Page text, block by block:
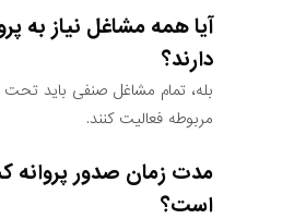
آیا همه مشاغل نیاز به
دارند؟
بله، تمام مشاغل صنفی باید تحت
مربوطه فعالیت کنند.
مدت زمان صدور
است؟